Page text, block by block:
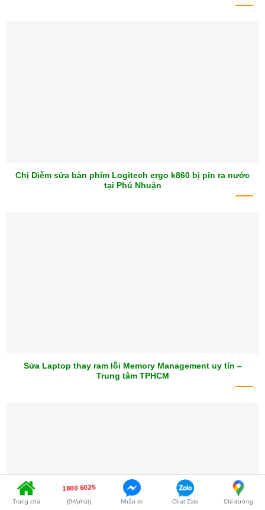
Chị Diễm sửa bàn phím Logitech ergo k860 bị pin ra nước
tại Phú Nhuận
Sửa Laptop thay ram lỗi Memory Management uy tín –
Trung tâm TPHCM
Trang chủ
1800 6025
(0₫/phút) Nhắn tin Chat Zalo Chỉ đường